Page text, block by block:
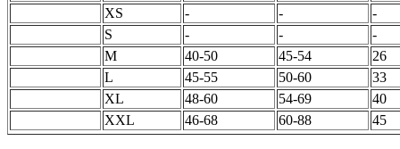
XS
- -
-
S
- -
-
M
40-50 45-54
26
L
45-55 50-60
33
XL
48-60 54-69
40
XXL
46-68 60-88 45